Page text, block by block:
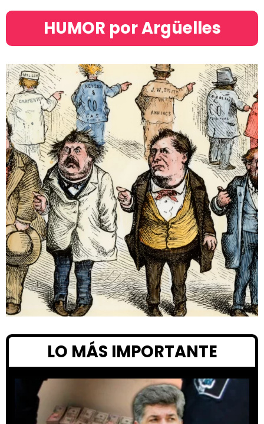
HUMOR por Argüelles​
LO MÁS IMPORTANTE